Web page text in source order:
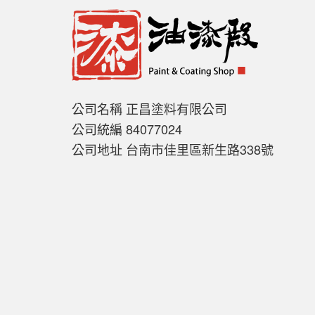
公司名稱 正昌塗料有限公司
公司統編 84077024
公司地址 台南市佳里區新生路338號